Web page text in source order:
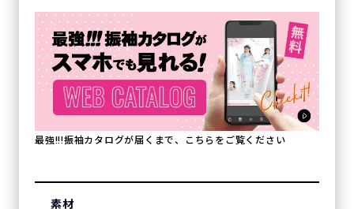
最強!!!振袖カタログが届くまで、こちらをご覧ください
素材